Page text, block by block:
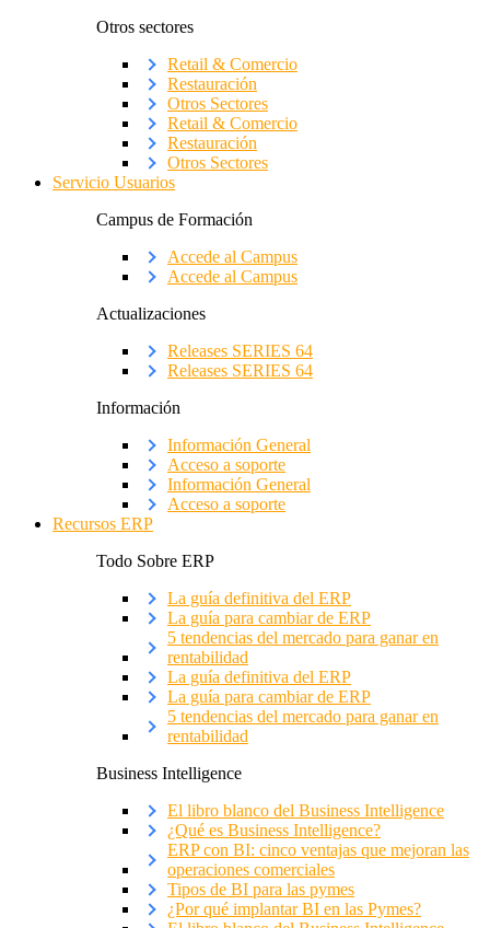
Otros sectores
Retail & Comercio
Restauración
Otros Sectores
Retail & Comercio
Restauración
Otros Sectores
Servicio Usuarios
Campus de Formación
Accede al Campus
Accede al Campus
Actualizaciones
Releases SERIES 64
Releases SERIES 64
Información
Información General
Acceso a soporte
Información General
Acceso a soporte
Recursos ERP
Todo Sobre ERP
La guía definitiva del ERP
La guía para cambiar de ERP
5 tendencias del mercado para ganar en
rentabilidad
La guía definitiva del ERP
La guía para cambiar de ERP
5 tendencias del mercado para ganar en
rentabilidad
Business Intelligence
El libro blanco del Business Intelligence
¿Qué es Business Intelligence?
ERP con BI: cinco ventajas que mejoran las
operaciones comerciales
Tipos de BI para las pymes
¿Por qué implantar BI en las Pymes?